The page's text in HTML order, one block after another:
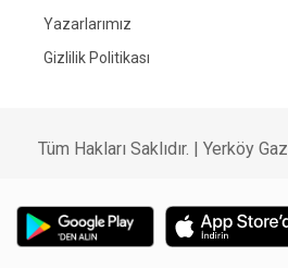
Yazarlarımız
Gizlilik Politikası
Tüm Hakları Saklıdır. | Yerköy